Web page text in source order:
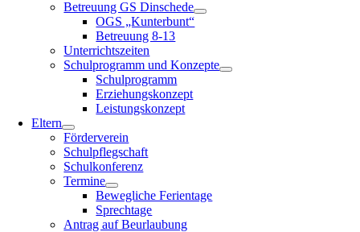
Betreuung GS Dinschede
OGS „Kunterbunt“
Betreuung 8-13
Unterrichtszeiten
Schulprogramm und Konzepte
Schulprogramm
Erziehungskonzept
Leistungskonzept
Eltern
Förderverein
Schulpflegschaft
Schulkonferenz
Termine
Bewegliche Ferientage
Sprechtage
Antrag auf Beurlaubung